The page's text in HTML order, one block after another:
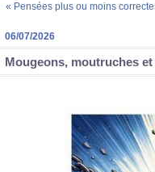
« Pensées plus ou moins
06/07/2026
Mougeons, moutruches